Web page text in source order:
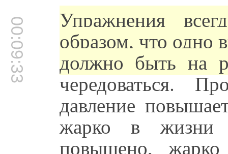
00:09:33 Упражнения
образом, что одно
должно быть на
чередоваться.
давление
жарко в жизни
повышено,